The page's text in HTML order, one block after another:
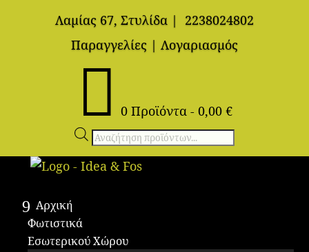
Λαμίας 67, Στυλίδα |
2238024802
Παραγγελίες | Λογαριασμός
 0 Προϊόντα - 0,00 €
Αναζήτηση
προϊόντων
Αρχική
Φωτιστικά
Εσωτερικού Χώρου